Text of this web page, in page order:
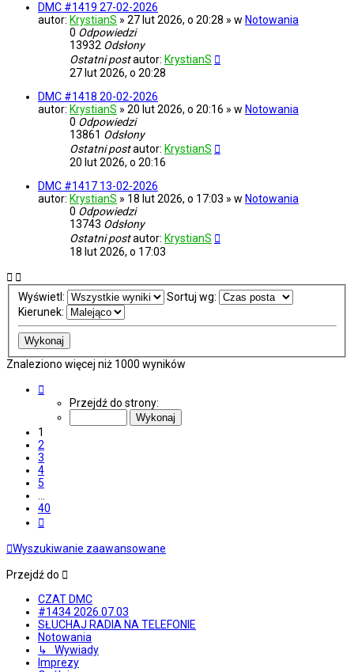
DMC #1419 27-02-2026
autor: KrystianS » 27 lut 2026, o 20:28 » w Notowania
0 Odpowiedzi
13932 Odsłony
Ostatni postautor: KrystianS
27 lut 2026, o 20:28
DMC #1418 20-02-2026
autor: KrystianS » 20 lut 2026, o 20:16 » w Notowania
0 Odpowiedzi
13861 Odsłony
Ostatni postautor: KrystianS
20 lut 2026, o 20:16
DMC #1417 13-02-2026
autor: KrystianS » 18 lut 2026, o 17:03 » w Notowania
0 Odpowiedzi
13743 Odsłony
Ostatni postautor: KrystianS
18 lut 2026, o 17:03
Wyświetl:
Sortuj wg:
Kierunek:
Znaleziono więcej niż 1000 wyników
Przejdź do strony:
1
2
3
4
5
40
Wyszukiwanie zaawansowane
Przejdź do
CZAT DMC
#1434 2026.07.03
SŁUCHAJ RADIA NA TELEFONIE
Notowania
↳ Wywiady
Imprezy